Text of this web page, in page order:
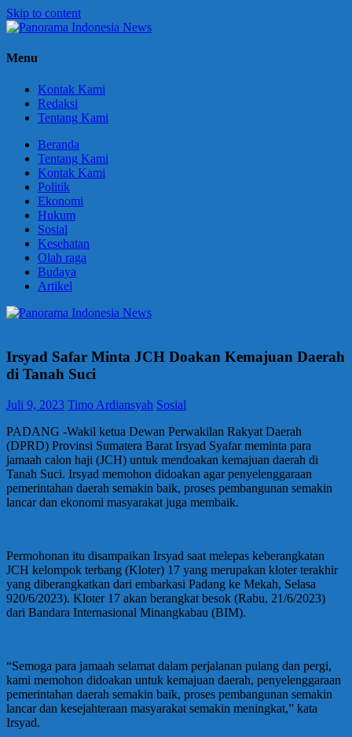
Skip to content
Panorama
Berani
Menu
Kontak Kami
Redaksi
Tentang Kami
Beranda
Tentang Kami
Kontak Kami
Politik
Ekonomi
Hukum
Sosial
Kesehatan
Olah raga
Budaya
Artikel
Irsyad Safar Minta JCH Doakan Kemajuan Daerah
di Tanah Suci
Juli 9, 2023 Timo Ardiansyah Sosial
PADANG -Wakil ketua Dewan Perwakilan Rakyat Daerah
(DPRD) Provinsi Sumatera Barat Irsyad Syafar meminta para
jamaah calon haji (JCH) untuk mendoakan kemajuan daerah di
Tanah Suci. Irsyad memohon didoakan agar penyelenggaraan
pemerintahan daerah semakin baik, proses pembangunan semakin
lancar dan ekonomi masyarakat juga membaik.
Permohonan itu disampaikan Irsyad saat melepas keberangkatan
JCH kelompok terbang (Kloter) 17 yang merupakan kloter terakhir
yang diberangkatkan dari embarkasi Padang ke Mekah, Selasa
920/6/2023). Kloter 17 akan berangkat besok (Rabu, 21/6/2023)
dari Bandara Internasional Minangkabau (BIM).
“Semoga para jamaah selamat dalam perjalanan pulang dan pergi,
kami memohon didoakan untuk kemajuan daerah, penyelenggaraan
pemerintahan daerah semakin baik, proses pembangunan semakin
lancar dan kesejahteraan masyarakat semakin meningkat,” kata
Irsyad.